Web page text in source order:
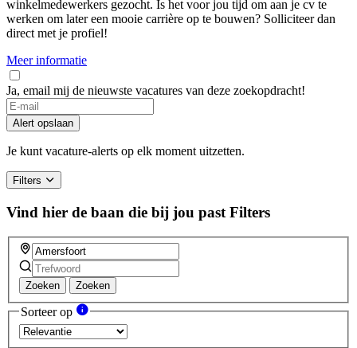
winkelmedewerkers gezocht. Is het voor jou tijd om aan je cv te
werken om later een mooie carrière op te bouwen? Solliciteer dan
direct met je profiel!
Meer informatie
Ja, email mij de nieuwste vacatures van deze zoekopdracht!
If
you
are
a
ignore
this
field
Alert opslaan
Je kunt vacature-alerts op elk moment uitzetten.
Filters
Vind hier de baan die bij jou past Filters
Zoeken Zoeken
Sorteer op